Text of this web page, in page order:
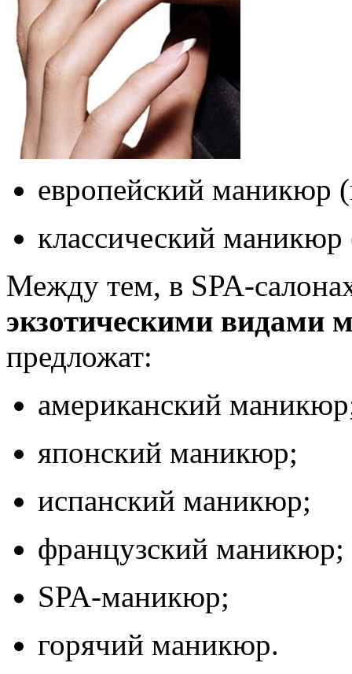
европейский маникюр
классический маникюр
Между тем, в SPA-
экзотическими видами
предложат:
американский
японский маникюр;
испанский маникюр;
французский маникюр;
SPA-маникюр;
горячий маникюр.